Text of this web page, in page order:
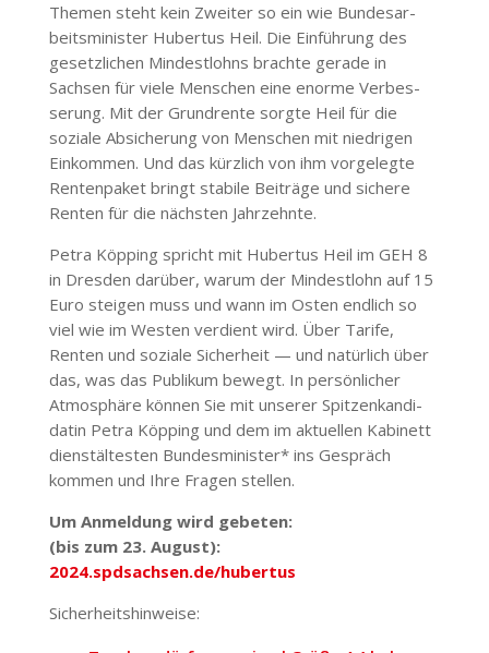
Themen steht kein Zweiter so ein wie Bundes­ar­
beits­mi­nister Hubertus Heil. Die Einführung des
gesetz­lichen Mindest­lohns brachte gerade in
Sachsen für viele Menschen eine enorme Verbes­
serung. Mit der Grund­rente sorgte Heil für die
soziale Absi­cherung von Menschen mit nied­rigen
Einkommen. Und das kürzlich von ihm vorge­legte
Renten­paket bringt stabile Beiträge und sichere
Renten für die nächsten Jahr­zehnte.
Petra Köpping spricht mit Hubertus Heil im GEH 8
in Dresden darüber, warum der Mindestlohn auf 15
Euro steigen muss und wann im Osten endlich so
viel wie im Westen verdient wird. Über Tarife,
Renten und soziale Sicherheit — und natürlich über
das, was das Publikum bewegt. In persön­licher
Atmo­sphäre können Sie mit unserer Spit­zen­kan­di­
datin Petra Köpping und dem im aktu­ellen Kabinett
dienst­äl­testen Bundes­mi­nister* ins Gespräch
kommen und Ihre Fragen stellen.
Um Anmeldung wird gebeten:
(bis zum 23. August):
2024.spdsachsen.de/hubertus
Sicher­heits­hin­weise: